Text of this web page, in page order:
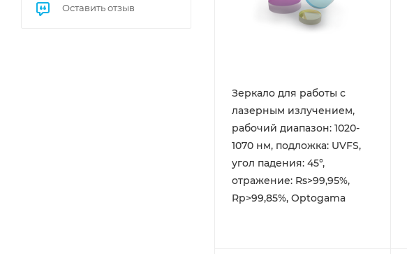
Зеркало для работы с
лазерным излучением,
рабочий диапазон: 1020-
1070 нм, подложка: UVFS,
угол падения: 45°,
отражение: Rs>99,95%,
Rp>99,85%, Optogama
Оставить отзыв